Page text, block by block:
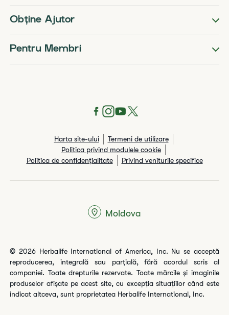
Obține Ajutor
Pentru Membri
Harta site-ului
Termeni de utilizare
Politica privind modulele cookie
Politica de confidențialitate
Privind veniturile specifice
© 2026 Herbalife International of America, Inc. Nu se acceptă
reproducerea, integrală sau parțială, fără acordul scris al
companiei. Toate drepturile rezervate. Toate mărcile și imaginile
produselor afișate pe acest site, cu excepția situațiilor când este
indicat altceva, sunt proprietatea Herbalife International, Inc.
Moldova